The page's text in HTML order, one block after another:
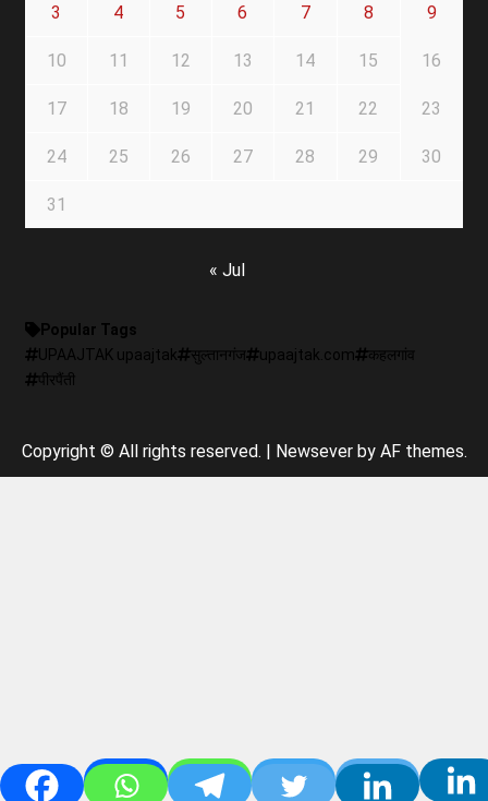
3 4 5 6 7 8 9
10 11 12 13 14 15 16
17 18 19 20 21 22 23
24 25 26 27 28 29 30
31
« Jul
Popular Tags
UPAAJTAK upaajtak
सुल्तानगंज upaajtak.com
कहलगांव
पीरपैंती
Copyright © All rights reserved. | Newseverby AF themes.